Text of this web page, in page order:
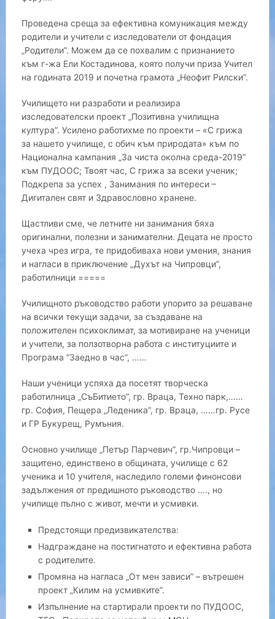
Проведена среща за ефективна комуникация между
родители и учители с изследователи от фондация
„Родители”. Можем да се похвалим с признанието
към г-жа Ели Костадинова, която получи приза Учител
на годината 2019 и почетна грамота „Неофит Рилски”.
Училището ни разработи и реализира
изследователски проект „Позитивна училищна
култура”. Усилено работихме по проекти – «С грижа
за нашето училище, с обич към природата» към по
Национална кампания „За чиста околна среда-2019”
към ПУДООС; Твоят час, С грижа за всеки ученик;
Подкрепа за успех , Занимания по интереси –
Дигитален свят и Здравословно хранене.
Щастливи сме, че летните ни занимания бяха
оригинални, полезни и занимателни. Децата не просто
учеха чрез игра, те придобиваха нови умения, знания
и нагласи в приключение „Духът на Чипровци”,
работилници =====
Училищното ръководство работи упорито за решаване
на всички текущи задачи, за създаване на
положителен психоклимат, за мотивиране на ученици
и учители, за ползотворна работа с институциите и
Програма “Заедно в час”, ……
Наши ученици успяха да посетят творческа
работилница „СъБитието”, гр. Враца, Техно парк,……
гр. София, Пещера „Леденика”, гр. Враца, ……гр. Русе
и ГР Букурещ, Румъния.
Основно училище „Петър Парчевич”, гр.Чипровци –
защитено, единствено в общината, училище с 62
ученика и 10 учителя, наследило големи финонсови
задължения от предишното ръководство …., но
училище пълно с живот, мечти и усмивки.
Предстоящи предизвикателства:
Надграждане на постигнатото и ефективна работа
с родителите.
Промяна на нагласа „От мен зависи” – вътрешен
проект „Килим на усмивките”.
Изпълнение на стартирали проекти по ПУДООС,